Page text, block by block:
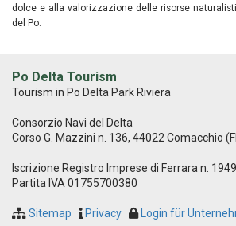
dolce e alla valorizzazione delle risorse
del Po.
Po Delta Tourism
Tourism in Po Delta Park Riviera
Consorzio Navi del Delta
Corso G. Mazzini n. 136, 44022 Comacchio
Iscrizione Registro Imprese di Ferrara n.
Partita IVA 01755700380
Sitemap Privacy Login für